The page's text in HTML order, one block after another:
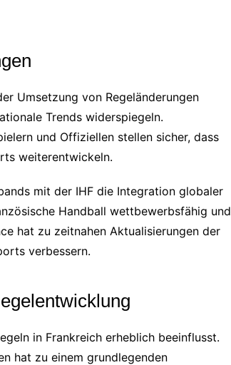
Umsetzung von Regeländerungen
Trends widerspiegeln.
und Offiziellen stellen sicher, dass
weiterentwickeln.
mit der IHF die Integration globaler
Handball wettbewerbsfähig und
hat zu zeitnahen Aktualisierungen der
verbessern.
in Frankreich erheblich beeinflusst.
hat zu einem grundlegenden